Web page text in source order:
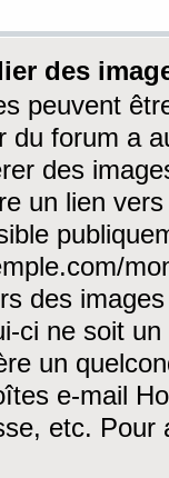
des
peuvent
du forum a
des
un lien
des
ci ne soit
un
e-mail
etc. Pour